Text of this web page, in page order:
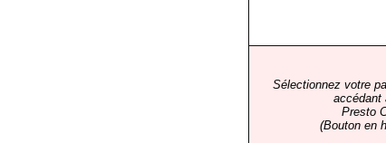
Sélectionnez votre
accédant
Presto
(Bouton en